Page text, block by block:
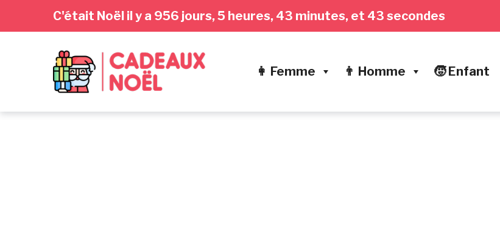
navigation
C'était Noël il y a 956 jours, 5 heures, 43 minutes, et 44 secondes
👩 Femme 👨 Homme 🧒 Enfant